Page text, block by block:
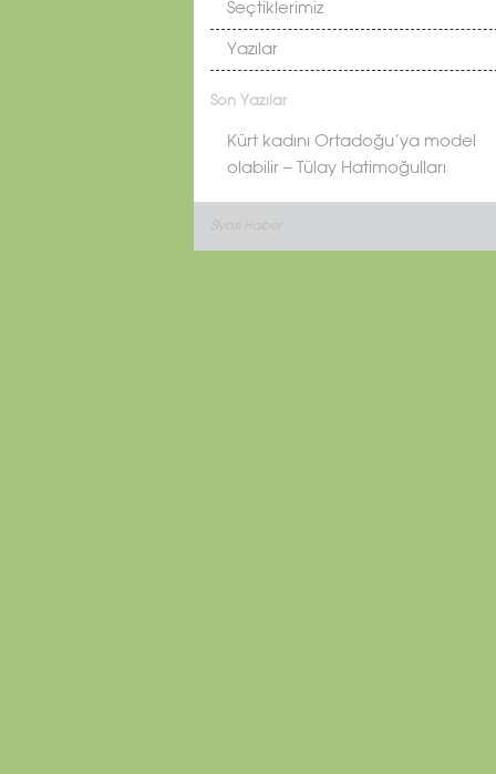
Seçtiklerimiz
Yazılar
Son Yazılar
Kürt kadını Ortadoğu’ya model
olabilir – Tülay Hatimoğulları
Siyasi Haber